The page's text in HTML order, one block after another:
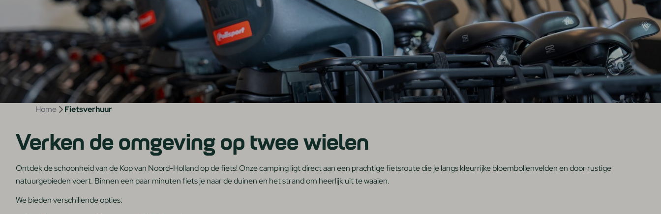
Home Fietsverhuur
Verken de omgeving op twee wielen
Ontdek de schoonheid van de Kop van Noord-Holland op de fiets! Onze camping ligt direct aan een prachtige fietsroute die je langs kleurrijke bloembollenvelden en door rustige
natuurgebieden voert. Binnen een paar minuten fiets je naar de duinen en het strand om heerlijk uit te waaien.
We bieden verschillende opties: